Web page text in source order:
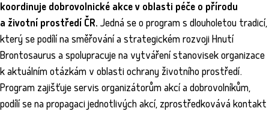
koordinuje dobrovolnické akce v oblasti péče o přírodu
a životní prostředí ČR. Jedná se o program s dlouholetou tradicí,
který se podílí na směřování a strategickém rozvoji Hnutí
Brontosaurus a spolupracuje na vytváření stanovisek organizace
k aktuálním otázkám v oblasti ochrany životního prostředí.
Program zajišťuje servis organizátorům akcí a dobrovolníkům,
podílí se na propagaci jednotlivých akcí, zprostředkovává kontakt